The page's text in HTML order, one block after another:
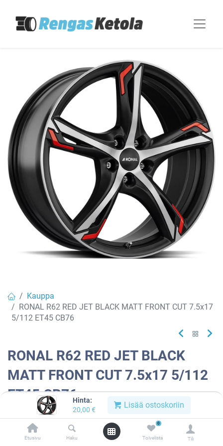
Hinta:
20,00 € Lisää ostoskoriin
Etusivu Haku
0
Toivelista Tili
Kauppa
RONAL R62 RED JET BLACK MATT FRONT CUT 7.5x17
5/112 ET45 CB76
RONAL R62 RED JET BLACK
MATT FRONT CUT 7.5x17 5/112
ET45 CB76
4053881216486 Tuotekoodi:
Tällä tuotteella ei ole kelvollista yhdistelmää.